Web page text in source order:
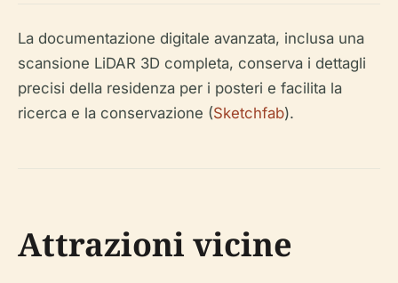
La documentazione digitale avanzata, inclusa una
scansione LiDAR 3D completa, conserva i dettagli
precisi della residenza per i posteri e facilita la
ricerca e la conservazione (Sketchfab).
Attrazioni vicine